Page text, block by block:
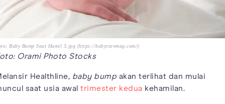
Baby Bump Saat Hamil 3.jpg (https://babycaremag.com/)
Orami Photo Stocks
Healthline, baby bump akan terlihat dan mulai
saat usia awal trimester kedua kehamilan.